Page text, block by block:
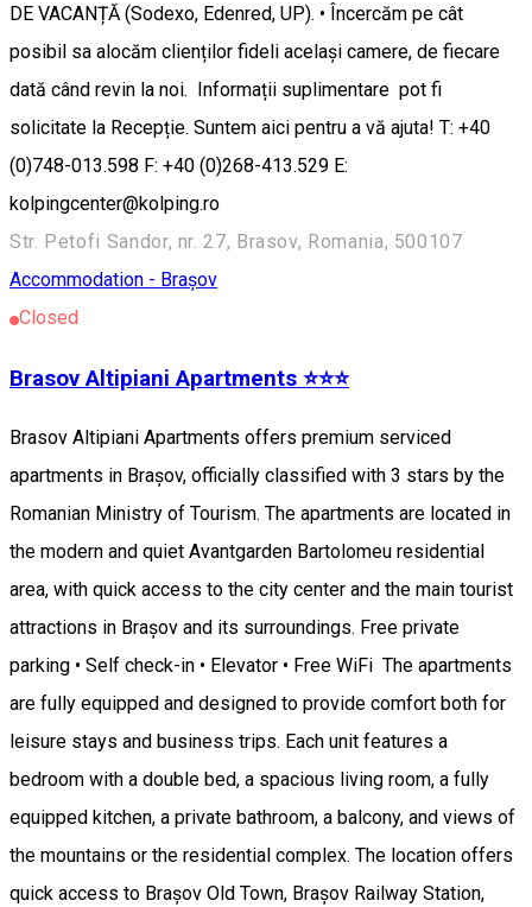
DE VACANȚĂ (Sodexo, Edenred, UP). • Încercăm pe cât
posibil sa alocăm clienților fideli același camere, de fiecare
dată când revin la noi. Informații suplimentare pot fi
solicitate la Recepție. Suntem aici pentru a vă ajuta! T: +40
(0)748-013.598 F: +40 (0)268-413.529 E:
kolpingcenter@kolping.ro
Str. Petofi Sandor, nr. 27, Brasov, Romania, 500107
Accommodation - Brașov
Closed
Brasov Altipiani Apartments ⭐️⭐️⭐️
Brasov Altipiani Apartments offers premium serviced
apartments in Brașov, officially classified with 3 stars by the
Romanian Ministry of Tourism. The apartments are located in
the modern and quiet Avantgarden Bartolomeu residential
area, with quick access to the city center and the main tourist
attractions in Brașov and its surroundings. Free private
parking • Self check-in • Elevator • Free WiFi The apartments
are fully equipped and designed to provide comfort both for
leisure stays and business trips. Each unit features a
bedroom with a double bed, a spacious living room, a fully
equipped kitchen, a private bathroom, a balcony, and views of
the mountains or the residential complex. The location offers
quick access to Brașov Old Town, Brașov Railway Station,